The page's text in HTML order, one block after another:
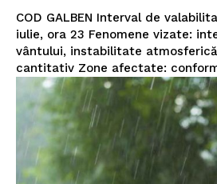
COD GALBEN Interval de
iulie, ora 23 Fenomene vizate:
vântului, instabilitate
cantitativ Zone afectate: